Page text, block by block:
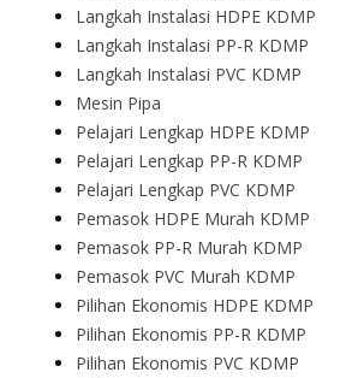
Langkah Instalasi HDPE KDMP
Langkah Instalasi PP-R KDMP
Langkah Instalasi PVC KDMP
Mesin Pipa
Pelajari Lengkap HDPE KDMP
Pelajari Lengkap PP-R KDMP
Pelajari Lengkap PVC KDMP
Pemasok HDPE Murah KDMP
Pemasok PP-R Murah KDMP
Pemasok PVC Murah KDMP
Pilihan Ekonomis HDPE KDMP
Pilihan Ekonomis PP-R KDMP
Pilihan Ekonomis PVC KDMP